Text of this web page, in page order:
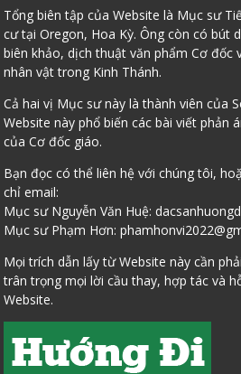
Tổng biên tập của Website là Mục sư
cư tại Oregon, Hoa Kỳ. Ông còn có bút
biên khảo, dịch thuật văn phẩm Cơ đốc
nhân vật trong Kinh Thánh.
Cả hai vị Mục sư này là thành viên của
Website này phổ biến các bài viết phản
của Cơ đốc giáo.
Bạn đọc có thể liên hệ với chúng tôi,
chỉ email:
Mục sư Nguyễn Văn Huệ:
Mục sư Phạm Hơn:
Mọi trích dẫn lấy từ Website này cần
trân trọng mọi lời cầu thay, hợp tác và
Website.